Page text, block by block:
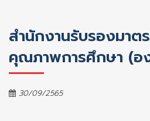
สำนักงานรับรองมาต
คุณภาพการศึกษา (อ
30/09/2565